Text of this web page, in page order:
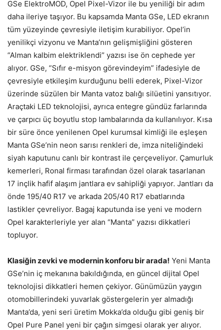
GSe ElektroMOD, Opel Pixel-Vizor ile bu yeniliği bir adım
daha ileriye taşıyor. Bu kapsamda Manta GSe, LED ekranın
tüm yüzeyinde çevresiyle iletişim kurabiliyor. Opel’in
yenilikçi vizyonu ve Manta’nın gelişmişliğini gösteren
“Alman kalbim elektriklendi” yazısı ise ön cephede yer
alıyor. GSe, “Sıfır e-misyon görevindeyim” ifadesiyle de
çevresiyle etkileşim kurduğunu belli ederek, Pixel-Vizor
üzerinde süzülen bir Manta vatoz balığı silüetini yansıtıyor.
Araçtaki LED teknolojisi, ayrıca entegre gündüz farlarında
ve çarpıcı üç boyutlu stop lambalarında da kullanılıyor. Kısa
bir süre önce yenilenen Opel kurumsal kimliği ile eşleşen
Manta GSe’nin neon sarısı renkleri de, imza niteliğindeki
siyah kaputunu canlı bir kontrast ile çerçeveliyor. Çamurluk
kemerleri, Ronal firması tarafından özel olarak tasarlanan
17 inçlik hafif alaşım jantlara ev sahipliği yapıyor. Jantları da
önde 195/40 R17 ve arkada 205/40 R17 ebatlarında
lastikler çevreliyor. Bagaj kaputunda ise yeni ve modern
Opel karakterleriyle yer alan “Manta” yazısı dikkatleri
topluyor.
Klasiğin zevki ve modernin konforu bir arada! Yeni Manta
GSe’nin iç mekanına bakıldığında, en güncel dijital Opel
teknolojisi dikkatleri hemen çekiyor. Günümüzün yaygın
otomobillerindeki yuvarlak göstergelerin yer almadığı
Manta’da, yeni seri üretim Mokka’da olduğu gibi geniş bir
Opel Pure Panel yeni bir çağın simgesi olarak yer alıyor.